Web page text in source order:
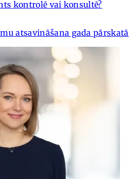
kontrolē vai konsultē?
atsavināšana gada pārskatā